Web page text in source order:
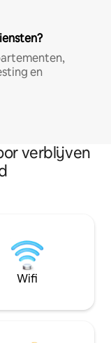
en
verblijven
Wifi